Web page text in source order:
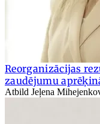
Reorganizācijas
zaudējumu
Atbild Jeļena